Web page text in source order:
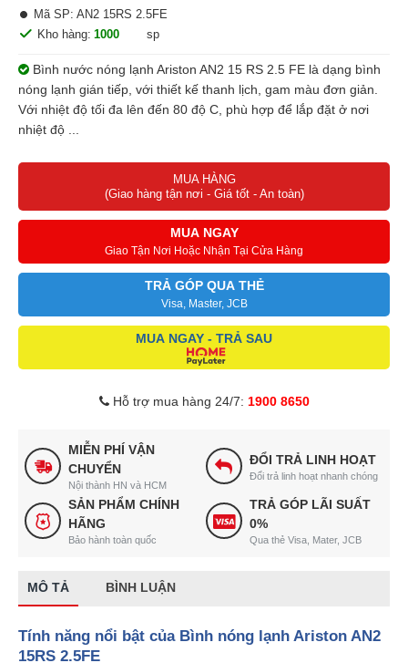
Kho hàng: 1000 sp
Mã SP: AN2 15RS 2.5FE
Bình nước nóng lạnh Ariston AN2 15 RS 2.5 FE là dạng bình
nóng lạnh gián tiếp, với thiết kế thanh lịch, gam màu đơn giản.
Với nhiệt độ tối đa lên đến 80 độ C, phù hợp để lắp đặt ở nơi
nhiệt độ ...
MUA HÀNG
(Giao hàng tận nơi - Giá tốt - An toàn)
MUA NGAY
Giao Tận Nơi Hoặc Nhận Tại Cửa Hàng
TRẢ GÓP QUA THẺ
Visa, Master, JCB
MUA NGAY - TRẢ SAU
Hỗ trợ mua hàng 24/7: 1900 8650
MIỄN PHÍ VẬN
CHUYỂN
Nội thành HN và HCM
ĐỔI TRẢ LINH HOẠT
Đổi trả linh hoạt nhanh chóng
SẢN PHẨM CHÍNH
HÃNG
Bảo hành toàn quốc
TRẢ GÓP LÃI SUẤT
0%
Qua thẻ Visa, Mater, JCB
MÔ TẢ BÌNH LUẬN
Tính năng nổi bật của Bình nóng lạnh Ariston AN2
15RS 2.5FE